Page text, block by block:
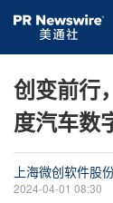
创变前行
度汽车数
上海微创软件股
2024-04-01 08:30